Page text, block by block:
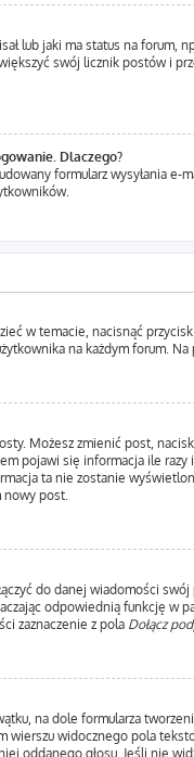
lub jaki ma status na
swój licznik postów i
Dlaczego?
formularz wysyłania
w temacie, nacisnąć
na każdym forum. Na
Możesz zmienić post,
pojawi się informacja ile
ta nie zostanie
nowy post.
do danej wiadomości swój
odpowiednią funkcję w
zaznaczenie z pola Dołącz
na dole formularza
widocznego pola
oddanego głosu. Jeśli nie